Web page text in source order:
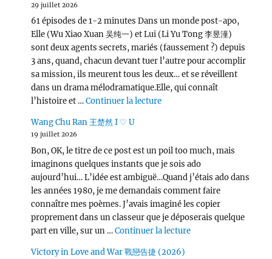
29 juillet 2026
61 épisodes de 1-2 minutes Dans un monde post-apo,
Elle (Wu Xiao Xuan 吴纯一) et Lui (Li Yu Tong 李昱潼)
sont deux agents secrets, mariés (faussement ?) depuis
3 ans, quand, chacun devant tuer l’autre pour accomplir
sa mission, ils meurent tous les deux… et se réveillent
dans un drama mélodramatique.Elle, qui connaît
l’histoire et …Continuer la lecturede « Love, Lies, and Spies
Wang Chu Ran 王楚然 I ♡ U
19 juillet 2026
Bon, OK, le titre de ce post est un poil too much, mais
imaginons quelques instants que je sois ado
aujourd’hui… L’idée est ambiguë…Quand j’étais ado dans
les années 1980, je me demandais comment faire
connaître mes poèmes. J’avais imaginé les copier
proprement dans un classeur que je déposerais quelque
part en ville, sur un …Continuer la lecturede « Wang Chu Ran
Victory in Love and War 戰戀告捷 (2026)